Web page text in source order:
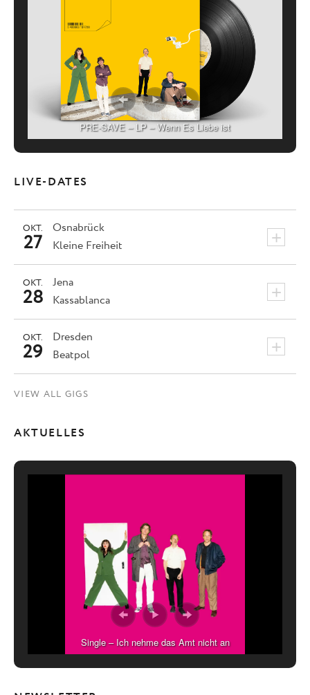
PRE-SAVE – LP – Wenn Es Liebe ist
LIVE-DATES
Osnabrück +
OKT.
27 Kleine Freiheit
Jena +
OKT.
28 Kassablanca
Dresden +
OKT.
29 Beatpol
VIEW ALL GIGS
AKTUELLES
Single – Ich nehme das Amt nicht an